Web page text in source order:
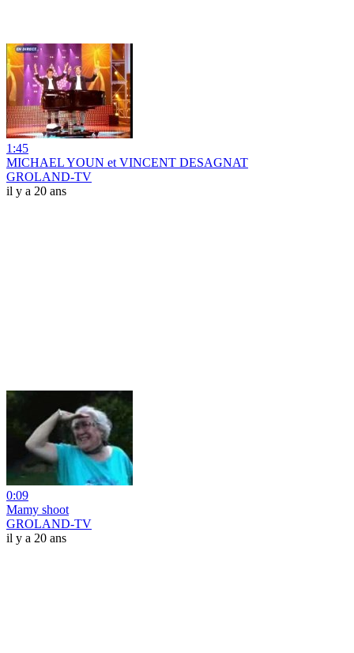
1:45
MICHAEL YOUN et VINCENT DESAGNAT
GROLAND-TV
il y a 20 ans
0:09
Mamy shoot
GROLAND-TV
il y a 20 ans